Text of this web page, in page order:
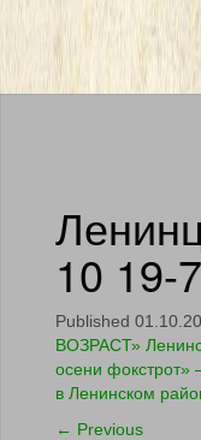
10 19-7
Published
ВОЗРАСТ»
осени
в Ленинском
← Previous